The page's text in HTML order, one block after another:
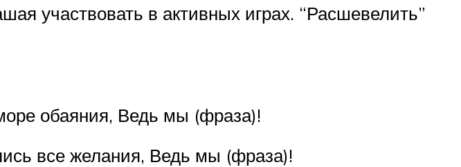
участвовать в активных играх. “Расшевелить”
обаяния, Ведь мы (фраза)!
все желания, Ведь мы (фраза)!